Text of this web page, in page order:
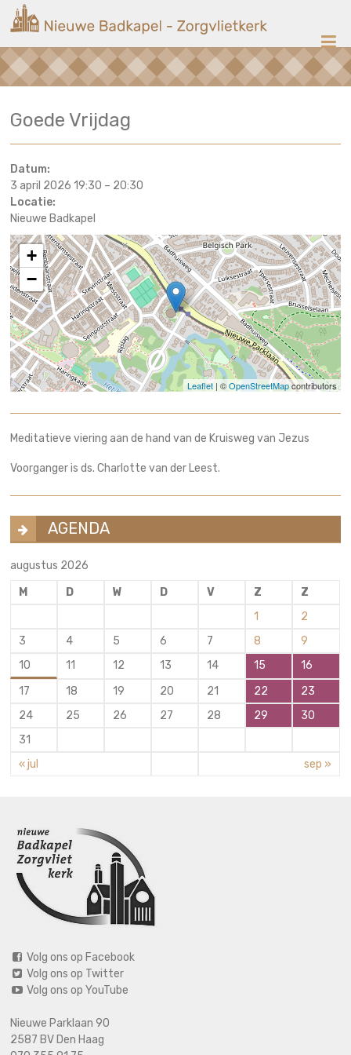
naar
inhoud
Nieuwe
Badkapel
op
Goede Vrijdag
Datum:
3 april 2026 19:30 – 20:30
Locatie:
Nieuwe Badkapel
+
−
Leaflet| ©OpenStreetMapcontributors
Meditatieve viering aan de hand van de Kruisweg van Jezus
Voorganger is ds. Charlotte van der Leest.
AGENDA
augustus 2026
M
D W D V Z
Z
1
2
3
4 5 6 7 8
9
10
11 12 13 14 15
16
17
18 19 20 21 22
23
24
25 26 27 28 29
30
31
« jul
sep »
Volg ons op Facebook
Volg ons op Twitter
Volg ons op YouTube
Nieuwe Parklaan 90
2587 BV Den Haag